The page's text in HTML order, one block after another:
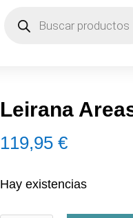
de
Leirana
119,95 €
Hay existencias